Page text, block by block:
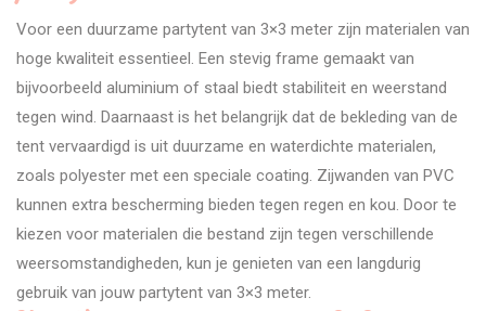
Voor een duurzame partytent van 3×3 meter zijn materialen van
hoge kwaliteit essentieel. Een stevig frame gemaakt van
bijvoorbeeld aluminium of staal biedt stabiliteit en weerstand
tegen wind. Daarnaast is het belangrijk dat de bekleding van de
tent vervaardigd is uit duurzame en waterdichte materialen,
zoals polyester met een speciale coating. Zijwanden van PVC
kunnen extra bescherming bieden tegen regen en kou. Door te
kiezen voor materialen die bestand zijn tegen verschillende
weersomstandigheden, kun je genieten van een langdurig
gebruik van jouw partytent van 3×3 meter.